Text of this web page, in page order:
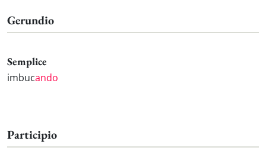
Gerundio
Semplice
imbucando
Participio